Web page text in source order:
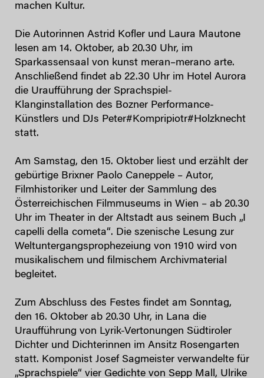
machen Kultur.
Die Autorinnen Astrid Kofler und Laura Mautone
lesen am 14. Oktober, ab 20.30 Uhr, im
Sparkassensaal von kunst meran–merano arte.
Anschließend findet ab 22.30 Uhr im Hotel Aurora
die Uraufführung der Sprachspiel-
Klanginstallation des Bozner Performance-
Künstlers und DJs Peter#Kompripiotr#Holzknecht
statt.
Am Samstag, den 15. Oktober liest und erzählt der
gebürtige Brixner Paolo Caneppele – Autor,
Filmhistoriker und Leiter der Sammlung des
Österreichischen Filmmuseums in Wien – ab 20.30
Uhr im Theater in der Altstadt aus seinem Buch „I
capelli della cometa“. Die szenische Lesung zur
Weltuntergangsprophezeiung von 1910 wird von
musikalischem und filmischem Archivmaterial
begleitet.
Zum Abschluss des Festes findet am Sonntag,
den 16. Oktober ab 20.30 Uhr, in Lana die
Uraufführung von Lyrik-Vertonungen Südtiroler
Dichter und Dichterinnen im Ansitz Rosengarten
statt. Komponist Josef Sagmeister verwandelte für
„Sprachspiele“ vier Gedichte von Sepp Mall, Ulrike